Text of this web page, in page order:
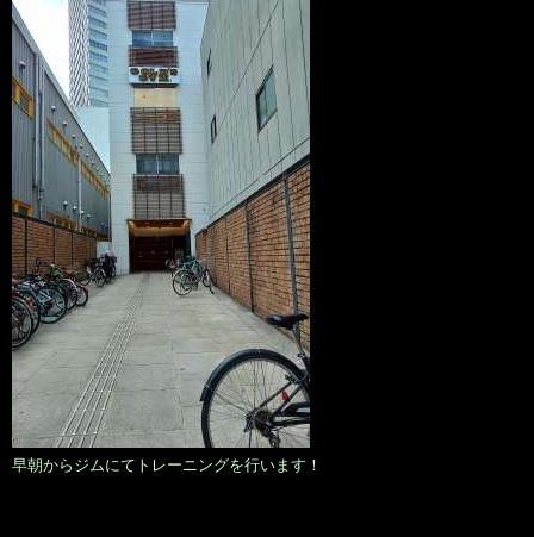
早朝からジムにてトレーニングを行います！